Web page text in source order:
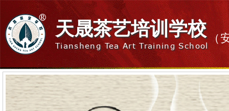
天晟茶艺培训学校
Tiansheng Tea Art Training School
（